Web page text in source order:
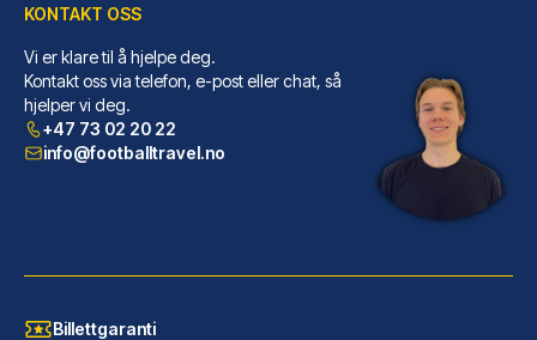
Grand Hyatt Barcelona
Velger du Grand Hyatt Barcelon...
LES MER OM HOTELLET
KONTAKT OSS
Vi er klare til å hjelpe deg.
Kontakt oss via telefon, e-post eller chat, så
hjelper vi deg.
+47 73 02 20 22
info@footballtravel.no
Billettgaranti